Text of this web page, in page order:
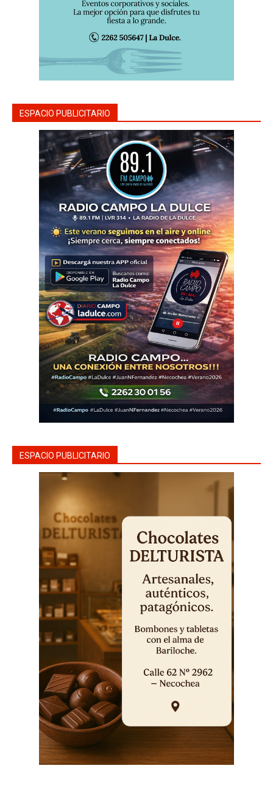
ESPACIO PUBLICITARIO
ESPACIO PUBLICITARIO